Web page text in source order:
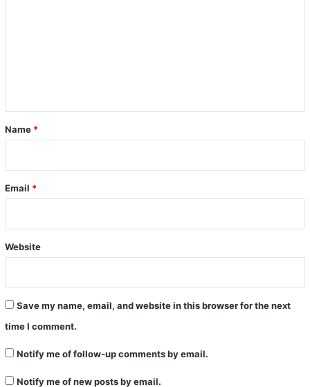
*
Name *
Email *
Website
Save my name, email, and website in this browser for the next
time I comment.
Notify me of follow-up comments by email.
Notify me of new posts by email.